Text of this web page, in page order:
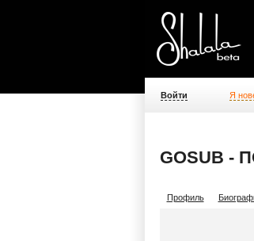
Войти Я
GOSUB -
Профиль